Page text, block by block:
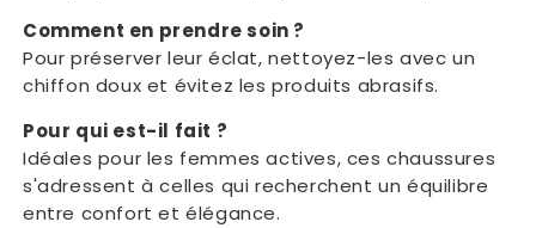
Comment en prendre soin ?
Pour préserver leur éclat, nettoyez-les avec un
chiffon doux et évitez les produits abrasifs.
Pour qui est-il fait ?
Idéales pour les femmes actives, ces chaussures
s'adressent à celles qui recherchent un équilibre
entre confort et élégance.